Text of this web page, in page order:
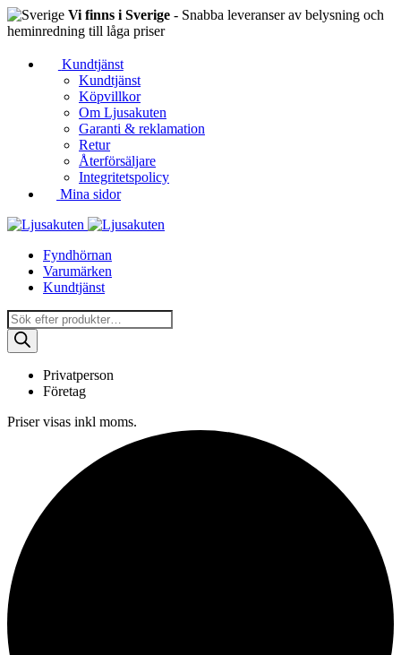
Vi finns i Sverige - Snabba leveranser av belysning och
heminredning till låga priser
Kundtjänst
Kundtjänst
Köpvillkor
Om Ljusakuten
Garanti & reklamation
Retur
Återförsäljare
Integritetspolicy
Mina sidor
Fyndhörnan
Varumärken
Kundtjänst
Produktsökning
Privatperson
Företag
Priser visas inkl moms.